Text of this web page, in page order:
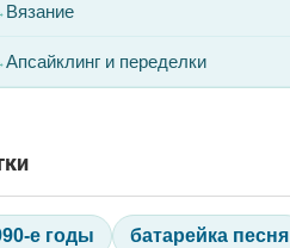
Вязание
Апсайклинг и переделки
е годы батарейка песня